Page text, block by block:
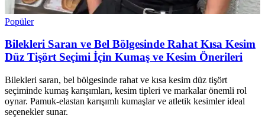
Popüler
Bilekleri Saran ve Bel Bölgesinde Rahat Kısa Kesim
Düz Tişört Seçimi İçin Kumaş ve Kesim Önerileri
Bilekleri saran, bel bölgesinde rahat ve kısa kesim düz tişört
seçiminde kumaş karışımları, kesim tipleri ve markalar önemli rol
oynar. Pamuk-elastan karışımlı kumaşlar ve atletik kesimler ideal
seçenekler sunar.